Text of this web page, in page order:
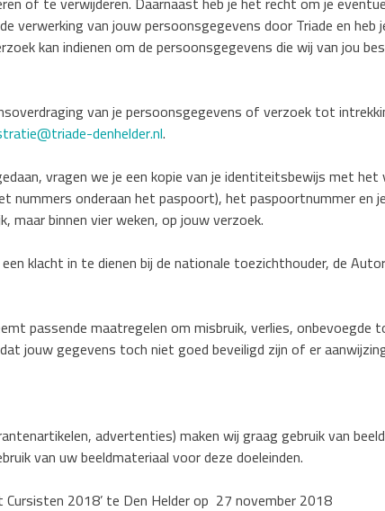
van jouw persoonsgegevens door Triade en heb
kan indienen om de persoonsgegevens die wij van jou
van je persoonsgegevens of verzoek tot
denhelder.nl.
vragen we je een kopie van je identiteitsbewijs met
nummers onderaan het paspoort), het paspoortnummer en
maar binnen vier weken, op jouw verzoek.
klacht in te dienen bij de nationale toezichthouder, de
passende maatregelen om misbruik, verlies,
jouw gegevens toch niet goed beveiligd zijn of er
advertenties) maken wij graag gebruik van
van uw beeldmateriaal voor deze doeleinden.
2018’ te Den Helder op 27 november 2018